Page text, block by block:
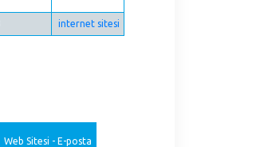
internet sitesi
Web Sitesi - E-posta